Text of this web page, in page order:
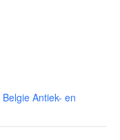
Belgie Antiek- en